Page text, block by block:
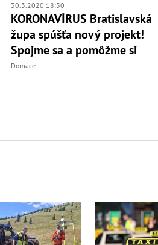
30.3.2020 18:30
KORONAVÍRUS Bratislavská
župa spúšťa nový projekt!
Spojme sa a pomôžme si
Domáce